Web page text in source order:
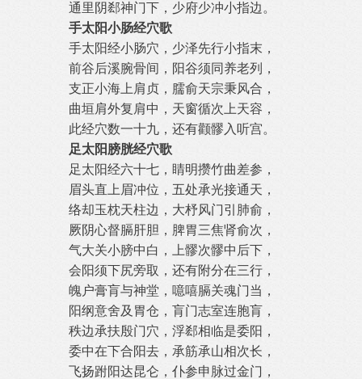
通里阴郄神门下，少府少冲小指边。
手太阳小肠经穴歌
手太阳经小肠穴，少泽先行小指末，
前谷后溪腕骨间，阳谷须同养老列，
支正小海上肩贞，臑俞天宗秉风合，
曲垣肩外复肩中，天窗循次上天容，
此经穴数一十九，还有颧髎入听宫。
足太阳膀胱经穴歌
足太阳经六十七，睛明攒竹曲差参，
眉头直上眉冲位，五处承光接通天，
络却玉枕天柱边，大杼风门引肺俞，
厥阴心督膈肝胆，脾胃三焦肾俞次，
气大关小膀中白，上髎次髎中后下，
会阳须下尻旁取，还有附分在三行，
魄户膏肓与神堂，噫嘻膈关魂门当，
阳纲意舍及胃仓，肓门志室连胞肓，
秩边承扶殷门穴，浮郄相临是委阳，
委中在下合阳去，承筋承山相次长，
飞扬跗阳达昆仑，仆参申脉过金门，